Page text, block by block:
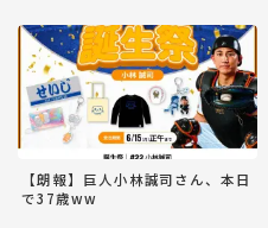
【朗報】巨人小林誠司さん、本日
で37歳ww